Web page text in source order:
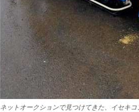
ネットオークションで見つけてきた、イセキ